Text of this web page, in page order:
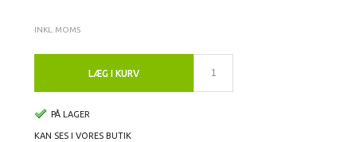
INKL. MOMS
LÆG I KURV
PÅ LAGER
KAN SES I VORES BUTIK